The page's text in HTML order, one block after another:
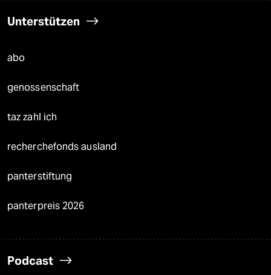
Unterstützen
abo
genossenschaft
taz zahl ich
recherchefonds ausland
panterstiftung
panterpreis 2026
Podcast